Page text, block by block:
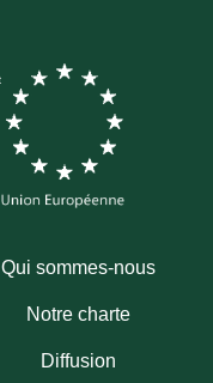
Qui sommes-nous
Notre charte
Diffusion